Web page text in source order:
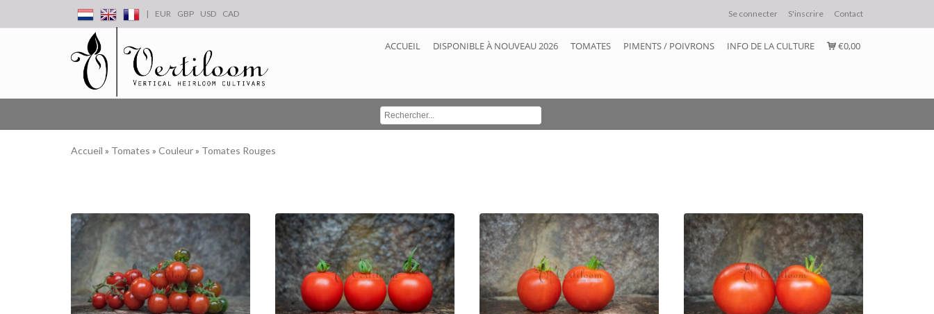
| EUR GBP USD CAD Se connecter S'inscrire Contact
ACCUEIL DISPONIBLE À NOUVEAU 2026 TOMATES PIMENTS / POIVRONS INFO DE LA CULTURE €0,00
Accueil » Tomates » Couleur» Tomates Rouges